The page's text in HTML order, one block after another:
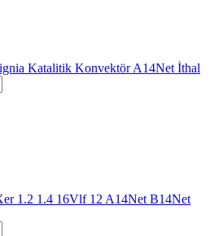
Katalitik Konvektör A14Net İthal
1.2 1.4 16Vlf 12 A14Net B14Net